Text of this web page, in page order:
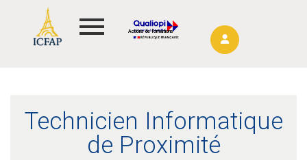
Actions de formations
Technicien Informatique
de Proximité